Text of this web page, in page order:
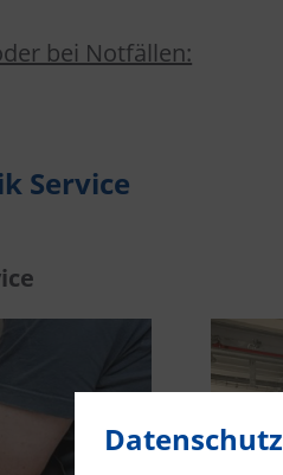
bei Notfällen:
Service
Datenschutz